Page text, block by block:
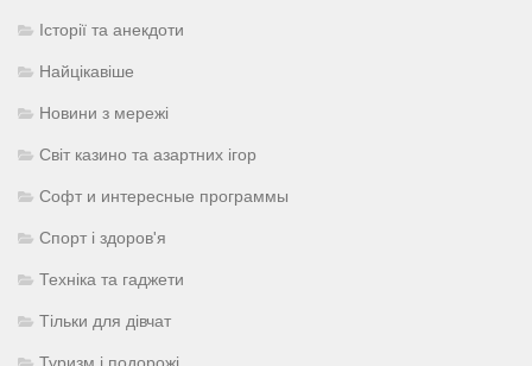
Історії та анекдоти
Найцікавіше
Новини з мережі
Світ казино та азартних ігор
Софт и интересные программы
Спорт і здоров'я
Техніка та гаджети
Тільки для дівчат